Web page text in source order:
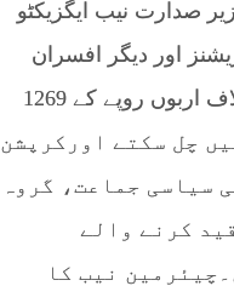
صدارت نیب ایگزیکٹو
اور دیگر افسران
شریک ہوئے۔اس موقع پر چیئرمین نیب کا کہنا تھا کہ نیب نے بڑی مچھلیوں کے خلاف اربوں روپے کے 1269
چل سکتے اورکرپشن
سیاسی جماعت، گروہ
کرنے والے
نیب کا